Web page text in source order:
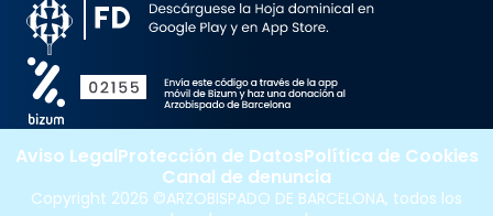
Copyright 2026 ©ARZOBISPADO DE BARCELONA, todos los
Aviso LegalProtección de DatosPolítica de Cookies
Canal de denuncia